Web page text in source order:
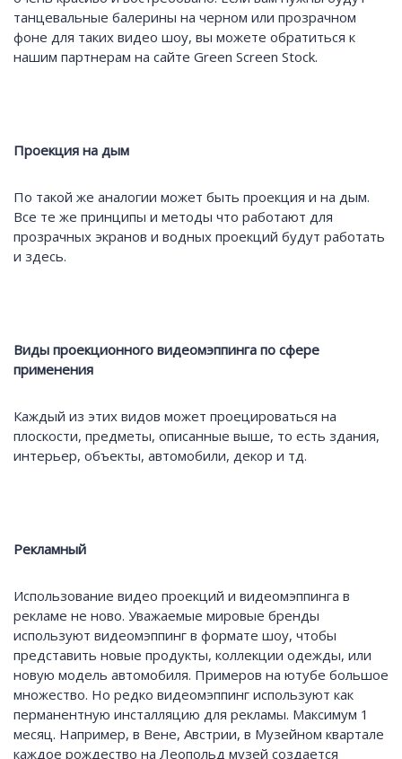
танцевальные балерины на черном или прозрачном
фоне для таких видео шоу, вы можете обратиться к
нашим партнерам на сайте Green Screen Stock.
Проекция на дым
По такой же аналогии может быть проекция и на дым.
Все те же принципы и методы что работают для
прозрачных экранов и водных проекций будут работать
и здесь.
Виды проекционного видеомэппинга по сфере
применения
Каждый из этих видов может проецироваться на
плоскости, предметы, описанные выше, то есть здания,
интерьер, объекты, автомобили, декор и тд.
Рекламный
Использование видео проекций и видеомэппинга в
рекламе не ново. Уважаемые мировые бренды
используют видеомэппинг в формате шоу, чтобы
представить новые продукты, коллекции одежды, или
новую модель автомобиля. Примеров на ютубе большое
множество. Но редко видеомэппинг используют как
перманентную инсталляцию для рекламы. Максимум 1
месяц. Например, в Вене, Австрии, в Музейном квартале
каждое рождество на Леопольд музей создается